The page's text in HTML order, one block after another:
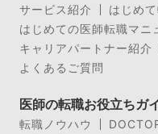
サービス紹介
はじめ
はじめての医師転職マニ
キャリアパートナー紹介
よくあるご質問
医師の転職お役立ちガ
転職ノウハウ